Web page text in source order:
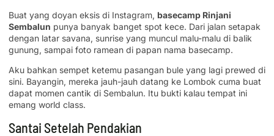
Buat yang doyan eksis di Instagram, basecamp Rinjani
Sembalun punya banyak banget spot kece. Dari jalan setapak
dengan latar savana, sunrise yang muncul malu-malu di balik
gunung, sampai foto ramean di papan nama basecamp.
Aku bahkan sempet ketemu pasangan bule yang lagi prewed di
sini. Bayangin, mereka jauh-jauh datang ke Lombok cuma buat
dapat momen cantik di Sembalun. Itu bukti kalau tempat ini
emang world class.
Santai Setelah Pendakian